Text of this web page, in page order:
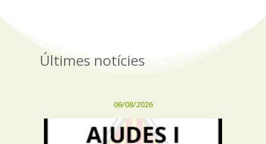
Últimes notícies
06/08/2026